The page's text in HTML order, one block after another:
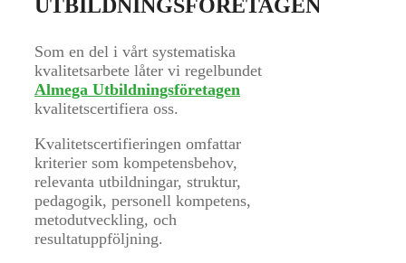
UTBILDNINGSFÖRETAGEN
Som en del i vårt systematiska
kvalitetsarbete låter vi regelbundet
Almega Utbildningsföretagen
kvalitetscertifiera oss.
Kvalitetscertifieringen omfattar
kriterier som kompetensbehov,
relevanta utbildningar, struktur,
pedagogik, personell kompetens,
metodutveckling, och
resultatuppföljning.